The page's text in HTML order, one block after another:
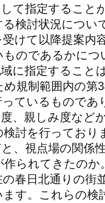
て指定すること
検討状況につい
けて以降提案内
のであるかに
に指定すること
規制範囲内の第
ているものであ
、親しみ度など
討を行っており
、視点場の関係
作られてきたの
春日北通りの街
す。これらの検